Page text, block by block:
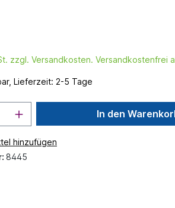
zzgl. Versandkosten. Versandkostenfrei
Lieferzeit: 2-5 Tage
In den
hinzufügen
8445